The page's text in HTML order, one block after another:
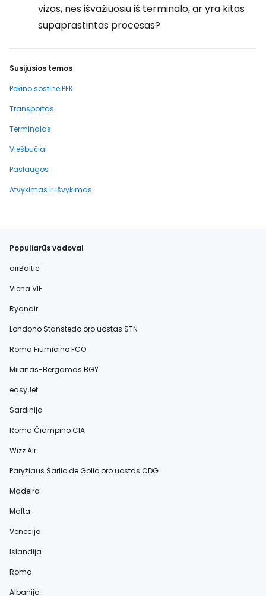
vizos, nes išvažiuosiu iš terminalo, ar yra kitas
supaprastintas procesas?
Susijusios temos
Pekino sostinė PEK
Transportas
Terminalas
Viešbučiai
Paslaugos
Atvykimas ir išvykimas
Populiarūs vadovai
airBaltic
Viena VIE
Ryanair
Londono Stanstedo oro uostas STN
Roma Fiumicino FCO
Milanas-Bergamas BGY
easyJet
Sardinija
Roma Čiampino CIA
Wizz Air
Paryžiaus Šarlio de Golio oro uostas CDG
Madeira
Malta
Venecija
Islandija
Roma
Albanija